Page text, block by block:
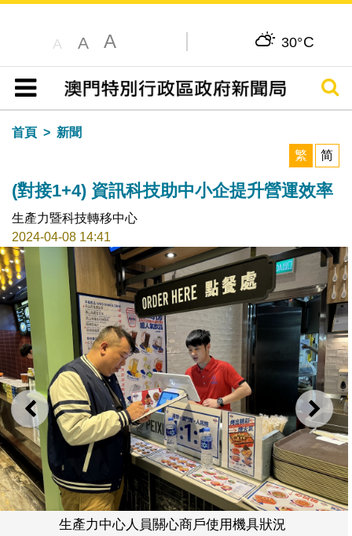
A A A 30°C
目錄
搜尋
首頁
新聞
繁
简
(對接1+4) 資訊科技助中小企提升營運效率
生產力暨科技轉移中心
2024-04-08 14:41
上一則 下一
使用機具狀況 餐飲業後台電子計劃協